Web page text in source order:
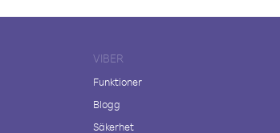
VIBER
Funktioner
Blogg
Säkerhet